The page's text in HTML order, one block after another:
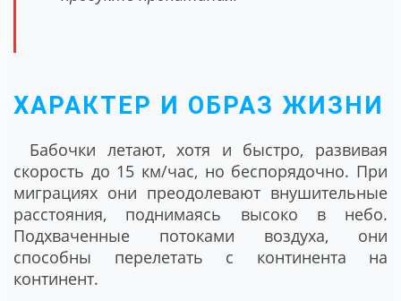
ХАРАКТЕР И ОБРАЗ ЖИЗНИ
Бабочки летают, хотя и быстро, развивая
скорость до 15 км/час, но беспорядочно. При
миграциях они преодолевают внушительные
расстояния, поднимаясь высоко в небо.
Подхваченные потоками воздуха, они
способны перелетать с континента на
континент.